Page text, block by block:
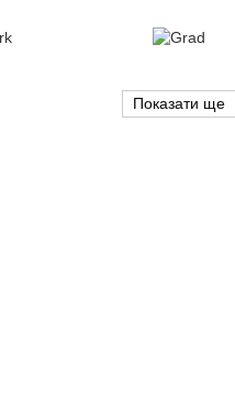
Показати ще